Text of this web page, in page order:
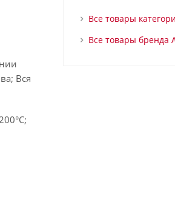
Вся
Все товары
Все товары бренда